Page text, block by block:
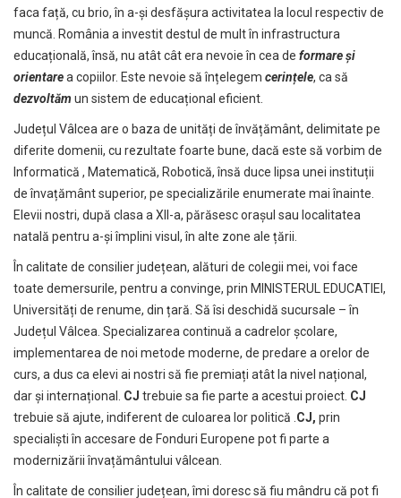
faca față, cu brio, în a-și desfășura activitatea la locul respectiv de
muncă. România a investit destul de mult în infrastructura
educațională, însă, nu atât cât era nevoie în cea de formare și
orientarea copiilor. Este nevoie să înțelegem cerințele, ca să
dezvoltăm un sistem de educațional eficient.
Județul Vâlcea are o baza de unități de învățământ, delimitate pe
diferite domenii, cu rezultate foarte bune, dacă este să vorbim de
Informatică , Matematică, Robotică, însă duce lipsa unei instituții
de învațământ superior, pe specializările enumerate mai înainte.
Elevii nostri, după clasa a XII-a, părăsesc orașul sau localitatea
natală pentru a-și împlini visul, în alte zone ale țării.
În calitate de consilier județean, alături de colegii mei, voi face
toate demersurile, pentru a convinge, prin MINISTERUL EDUCATIEI,
Universități de renume, din țară. Să îsi deschidă sucursale – în
Județul Vâlcea. Specializarea continuă a cadrelor școlare,
implementarea de noi metode moderne, de predare a orelor de
curs, a dus ca elevi ai nostri să fie premiați atât la nivel național,
dar și internațional. CJ trebuie sa fie parte a acestui proiect. CJ
trebuie să ajute, indiferent de culoarea lor politică . CJ, prin
specialiști în accesare de Fonduri Europene pot fi parte a
modernizării învațământului vâlcean.
În calitate de consilier județean, îmi doresc să fiu mândru că pot fi